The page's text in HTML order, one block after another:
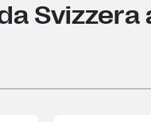
Svizzera